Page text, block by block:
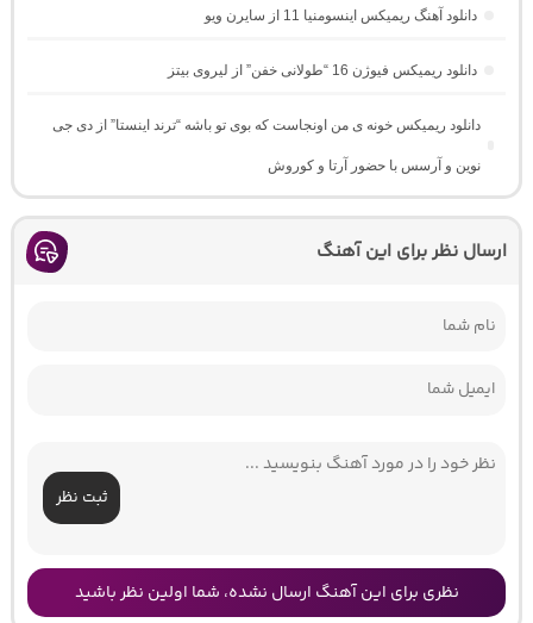
دانلود آهنگ ریمیکس اینسومنیا 11 از سایرن ویو
دانلود ریمیکس فیوژن 16 “طولانی خفن” از لیروی بیتز
دانلود ریمیکس خونه ی من اونجاست که بوی تو باشه “ترند اینستا” از دی جی
نوین و آرسس با حضور آرتا و کوروش
ارسال نظر برای این آهنگ
ثبت نظر
نظری برای این آهنگ ارسال نشده، شما اولین نظر باشید